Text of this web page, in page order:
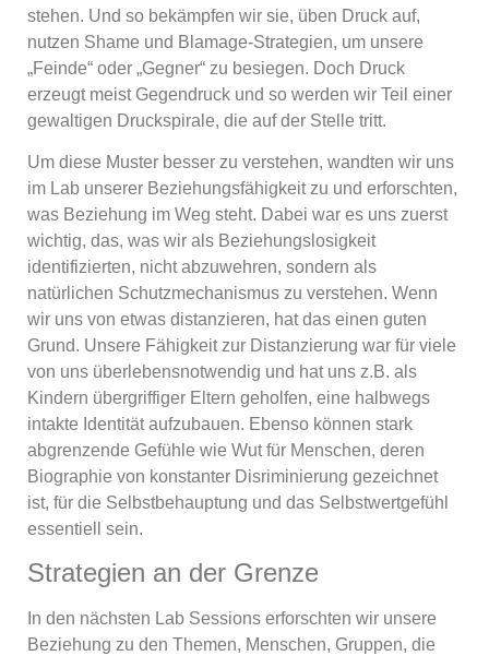
stehen. Und so bekämpfen wir sie, üben Druck auf,
nutzen Shame und Blamage-Strategien, um unsere
„Feinde“ oder „Gegner“ zu besiegen. Doch Druck
erzeugt meist Gegendruck und so werden wir Teil einer
gewaltigen Druckspirale, die auf der Stelle tritt.
Um diese Muster besser zu verstehen, wandten wir uns
im Lab unserer Beziehungsfähigkeit zu und erforschten,
was Beziehung im Weg steht. Dabei war es uns zuerst
wichtig, das, was wir als Beziehungslosigkeit
identifizierten, nicht abzuwehren, sondern als
natürlichen Schutzmechanismus zu verstehen. Wenn
wir uns von etwas distanzieren, hat das einen guten
Grund. Unsere Fähigkeit zur Distanzierung war für viele
von uns überlebensnotwendig und hat uns z.B. als
Kindern übergriffiger Eltern geholfen, eine halbwegs
intakte Identität aufzubauen. Ebenso können stark
abgrenzende Gefühle wie Wut für Menschen, deren
Biographie von konstanter Disriminierung gezeichnet
ist, für die Selbstbehauptung und das Selbstwertgefühl
essentiell sein.
Strategien an der Grenze
In den nächsten Lab Sessions erforschten wir unsere
Beziehung zu den Themen, Menschen, Gruppen, die